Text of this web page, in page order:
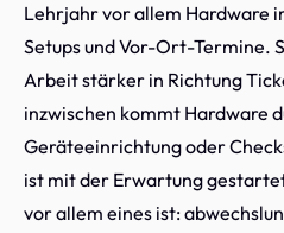
Lehrjahr vor allem Hardware
Setups und Vor-Ort-Termine.
Arbeit stärker in Richtung
inzwischen kommt Hardware
Geräteeinrichtung oder
ist mit der Erwartung
vor allem eines ist: